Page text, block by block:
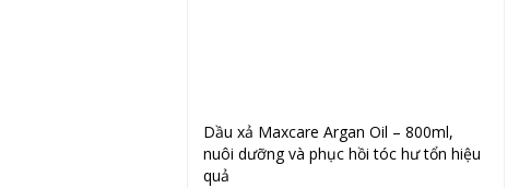
Thêm vào giỏ hàng
Dầu xả Maxcare Argan Oil – 800ml,
nuôi dưỡng và phục hồi tóc hư tổn hiệu
quả